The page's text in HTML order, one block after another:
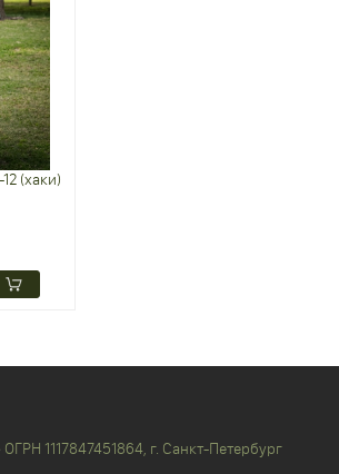
(хаки)
1117847451864, г. Санкт-Петербург